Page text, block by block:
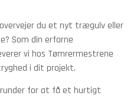
du et nyt trægulv eller
Som din erfarne
vi hos Tømrermestrene
i dit projekt.
for at få et hurtigt